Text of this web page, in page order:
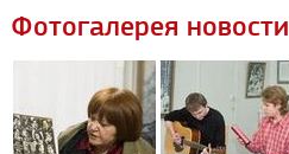
Фотогалерея новости